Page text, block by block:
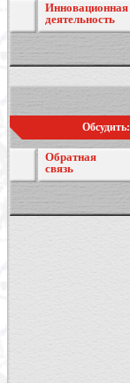
Инновационная
деятельность
Обсудить:
Обратная
связь